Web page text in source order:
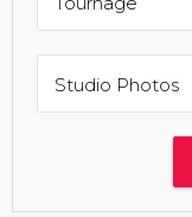
Studio Photos